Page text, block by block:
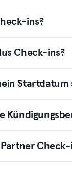
ins?
Check-ins?
Startdatum
Partner